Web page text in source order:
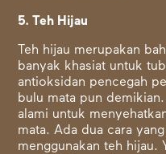
5. Teh Hijau
Teh hijau merupakan
banyak khasiat untuk
antioksidan pencegah
bulu mata pun
alami untuk
mata. Ada dua cara
menggunakan teh hijau.